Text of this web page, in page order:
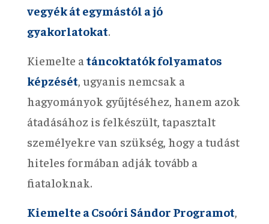
vegyék át egymástól a jó
gyakorlatokat.
Kiemelte a táncoktatók folyamatos
képzését, ugyanis nemcsak a
hagyományok gyűjtéséhez, hanem azok
átadásához is felkészült, tapasztalt
személyekre van szükség, hogy a tudást
hiteles formában adják tovább a
fiataloknak.
Kiemelte a Csoóri Sándor Programot,